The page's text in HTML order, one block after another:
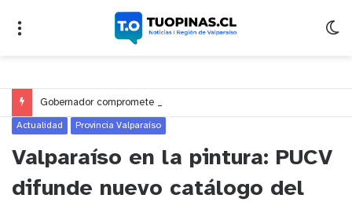
Actualidad Provincia Valparaíso
Valparaíso en la pintura: PUCV
difunde nuevo catálogo del